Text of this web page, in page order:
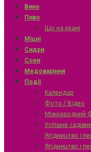
Вино
Пиво
Що на крані
Міцні
Сидри
Соки
Медоваріння
Події
Календар
Фото / Відео
Міжнародний
Успішне
Ягідництво і
Ягідництво і